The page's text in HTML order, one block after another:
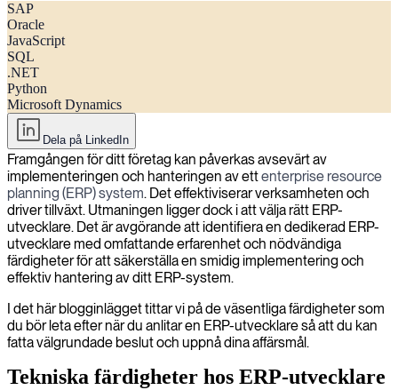
Viktiga färdigheter att leta efter när du anlitar en ERP-utvecklare
SAP
Oracle
JavaScript
SQL
.NET
Python
Microsoft Dynamics
Dela på LinkedIn
Framgången för ditt företag kan påverkas avsevärt av
implementeringen och hanteringen av ettenterprise resource
planning (ERP) system. Det effektiviserar verksamheten och
driver tillväxt. Utmaningen ligger dock i att välja rätt ERP-
utvecklare. Det är avgörande att identifiera en dedikerad ERP-
utvecklare med omfattande erfarenhet och nödvändiga
färdigheter för att säkerställa en smidig implementering och
effektiv hantering av ditt ERP-system.
I det här blogginlägget tittar vi på de väsentliga färdigheter som
du bör leta efter när du anlitar en ERP-utvecklare så att du kan
fatta välgrundade beslut och uppnå dina affärsmål.
Tekniska färdigheter hos ERP-utvecklare